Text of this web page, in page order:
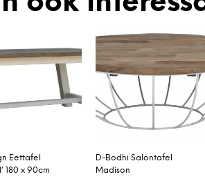
Eettafel
180 x 90cm
D-Bodhi Salontafel
Madison